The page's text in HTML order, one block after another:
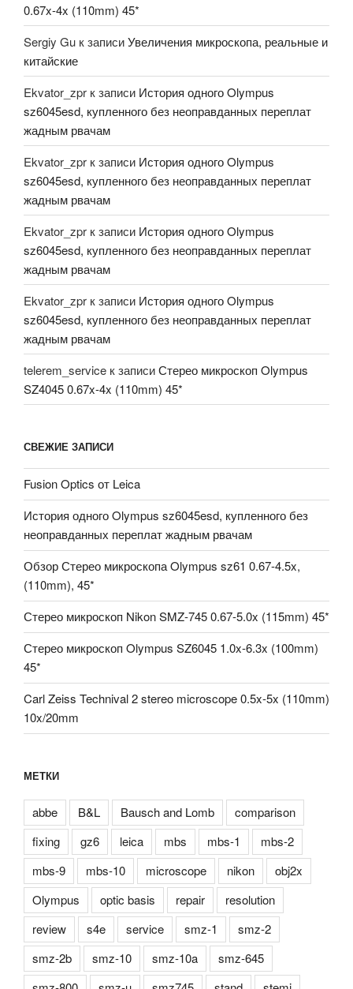
0.67x-4x (110mm) 45*
Sergiy Gu к записиУвеличения микроскопа, реальные и
китайские
Ekvator_zpr к записи История одного Olympus
sz6045esd, купленного без неоправданных переплат
жадным рвачам
Ekvator_zpr к записи История одного Olympus
sz6045esd, купленного без неоправданных переплат
жадным рвачам
Ekvator_zpr к записи История одного Olympus
sz6045esd, купленного без неоправданных переплат
жадным рвачам
Ekvator_zpr к записи История одного Olympus
sz6045esd, купленного без неоправданных переплат
жадным рвачам
telerem_service к записиСтерео микроскоп Olympus
SZ4045 0.67x-4x (110mm) 45*
СВЕЖИЕ ЗАПИСИ
Fusion Optics от Leica
История одного Olympus sz6045esd, купленного без
неоправданных переплат жадным рвачам
Обзор Стерео микроскопа Olympus sz61 0.67-4.5x,
(110mm), 45*
Стерео микроскоп Nikon SMZ-745 0.67-5.0x (115mm) 45*
Стерео микроскоп Olympus SZ6045 1.0x-6.3x (100mm)
45*
Carl Zeiss Technival 2 stereo microscope 0.5x-5x (110mm)
10x/20mm
МЕТКИ
abbe B&L Bausch and Lomb
comparison
fixing
gz6 leica mbs mbs-1
mbs-2
mbs-9
mbs-10 microscope nikon
obj2x
Olympus
optic basis repair
resolution
review
s4e service smz-1
smz-2
smz-2b
smz-10 smz-10a
smz-645